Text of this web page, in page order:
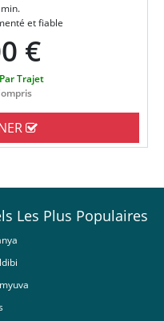
et fiable
€
Trajet
Les Plus Populaires